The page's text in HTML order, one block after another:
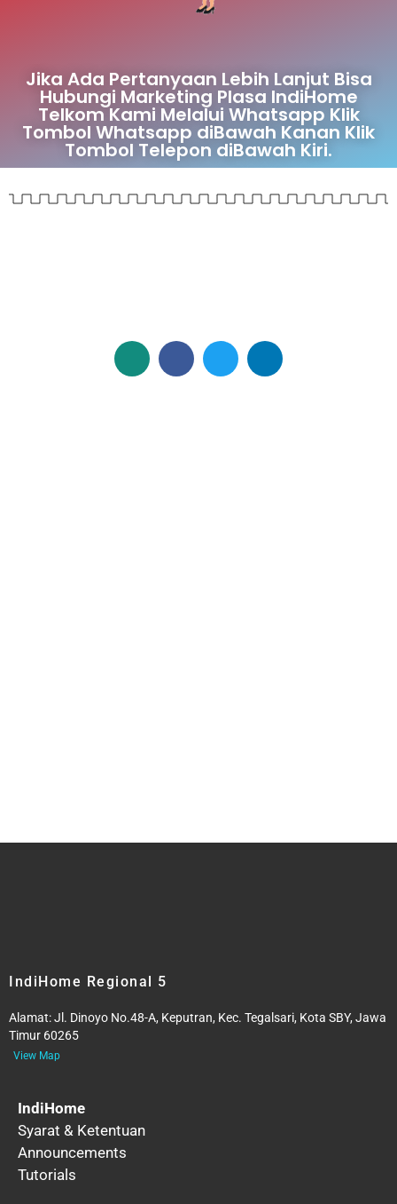
Jika Ada Pertanyaan Lebih Lanjut Bisa
Hubungi Marketing Plasa IndiHome
Telkom Kami Melalui Whatsapp Klik
Tombol Whatsapp diBawah Kanan Klik
Tombol Telepon diBawah Kiri.
IndiHome Regional 5
Alamat:Jl. Dinoyo No.48-A, Keputran, Kec. Tegalsari, Kota SBY, Jawa
Timur 60265
View Map
IndiHome
Syarat & Ketentuan
Announcements
Tutorials